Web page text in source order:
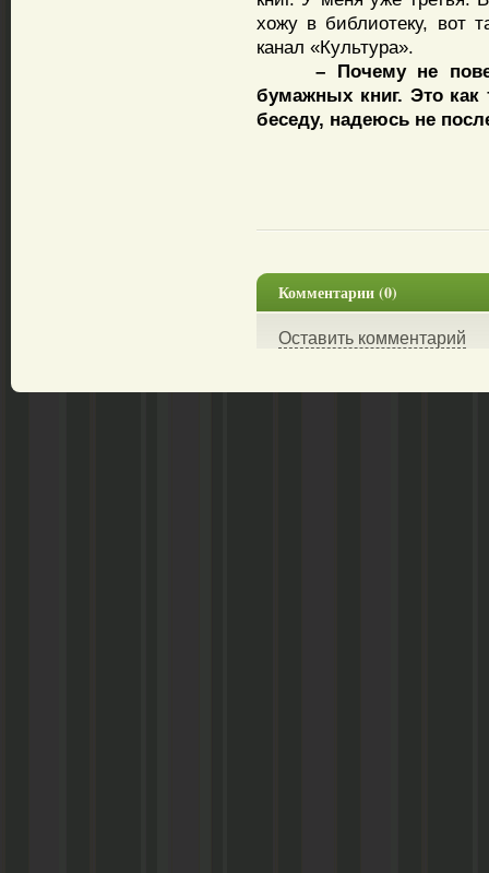
хожу в библиотеку, вот
канал «Культура».
– Почему не
бумажных книг. Это как
беседу, надеюсь не
Комментарии (0)
Оставить комментарий